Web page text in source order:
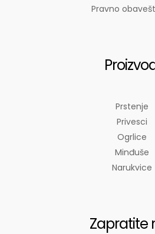
Pravno
Prstenje
Privesci
Ogrlice
Minđuše
Narukvice
Zapratite